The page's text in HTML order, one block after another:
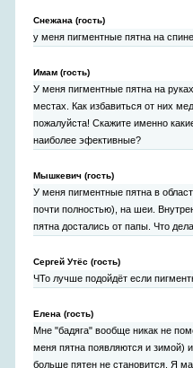
Снежана (гость)
у меня пигментные пятна на
Имам (гость)
У меня пигментные пятна на
местах. Как избавиться от них
пожалуйста! Скажите именно
наиболее эфективные?
Мышкевич (гость)
У меня пигментные пятна в
почти полностью), на шеи.
пятна достались от папы. Что
Сергей Утёс (гость)
ЧТо лучше подойдёт если
Елена (гость)
Мне "бадяга" вообще никак не
меня пятна появляются и зимой)
больше пятен не становится. Я